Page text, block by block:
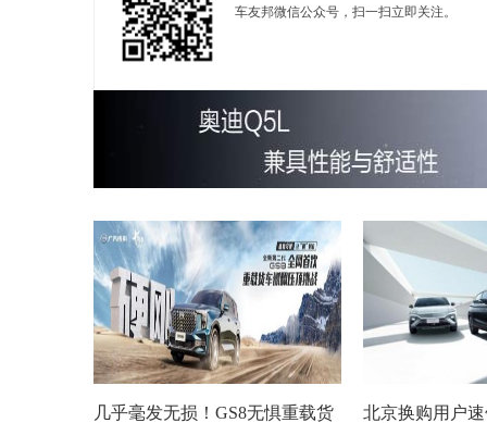
车友邦微信公众号，扫一扫立即关注。
几乎毫发无损！GS8无惧重载货
北京换购用户